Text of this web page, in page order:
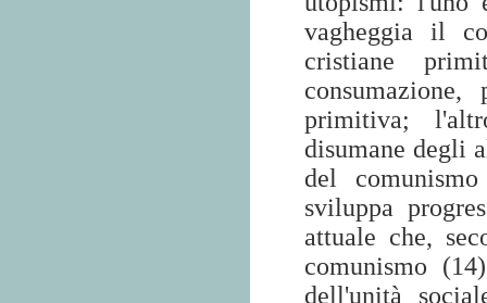
vagheggia il
cristiane
primitiva;
disumane degli
del
sviluppa
attuale che,
comunismo
dell'unità